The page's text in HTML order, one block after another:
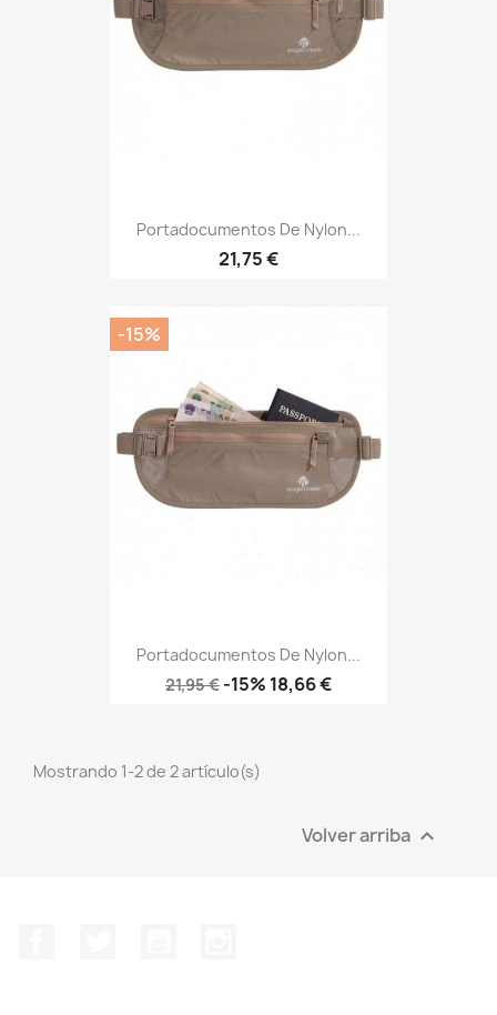
Portadocumentos De Nylon...
Precio
21,75 €
Portadocumentos De Nylon...
Precio
21,95 € -15% Precio
18,66 €
-15%
Mostrando 1-2 de 2 artículo(s)
Volver arriba 